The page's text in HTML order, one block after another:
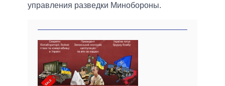
управления разведки Минобороны.